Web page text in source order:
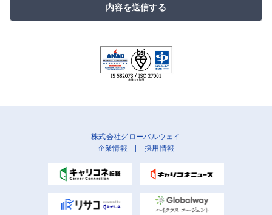
内容を送信する
株式会社グローバルウェイ
企業情報 | 採用情報